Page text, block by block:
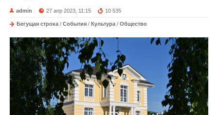
admin 27 апр 2023, 11:15 10 535
Бегущая строка / События / Культура / Общество